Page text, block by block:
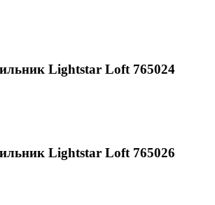
Lightstar Loft 765024
Lightstar Loft 765026